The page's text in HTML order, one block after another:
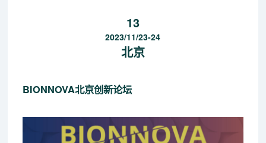
13
2023/11/23-24
北京
BIONNOVA北京创新论坛